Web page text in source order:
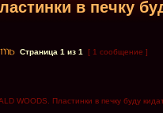
в печку
Страница 1 из 1
[ 1 сообщение ]
WOODS. Пластинки в печку буду